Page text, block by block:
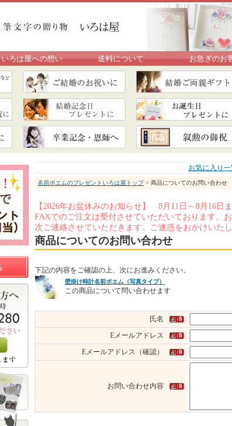
いろは屋への想い 送料について お急ぎのお
お気に入り
名前ポエムのプレゼントいろは屋トップ> 商品についてのお問い合わせ
【2026年お盆休みのお知らせ】 8月11日～8月16日
FAXでのご注文は受付させていただいております。
次ご連絡させていただきます。ご迷惑をおかけいた
商品についてのお問い合わせ
下記の内容をご確認の上、次にお進みください。
壁掛け時計名前ポエム（写真タイプ）
この商品について問い合わせます
氏名
Eメールアドレス
Eメールアドレス（確認）
お問い合わせ内容